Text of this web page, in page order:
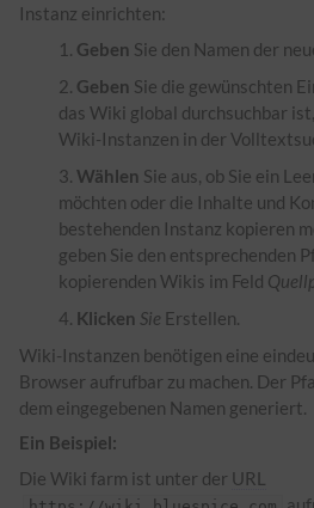
Instanz einrichten:
Geben Sie den Namen der
Geben Sie die gewünschten
das Wiki global durchsuchbar
Wiki-Instanzen in der
Wählen Sie aus, ob Sie ein
möchten oder die Inhalte und
bestehenden Instanz kopieren
geben Sie den entsprechenden
kopierenden Wikis im Feld
Klicken Sie Erstellen.
Wiki-Instanzen benötigen eine
Browser aufrufbar zu machen. Der
dem eingegebenen Namen generiert.
Ein Beispiel:
Die Wiki farm ist unter der URL